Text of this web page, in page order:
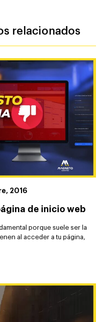
relacionados
2016
de inicio web
porque suele ser la
al acceder a tu página,